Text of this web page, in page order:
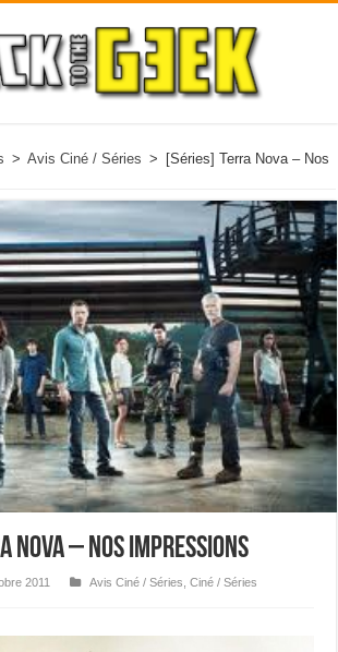
> Avis Ciné / Séries >
[Séries] Terra Nova – Nos
Nova – Nos impressions
2011 Avis Ciné / Séries,Ciné / Séries